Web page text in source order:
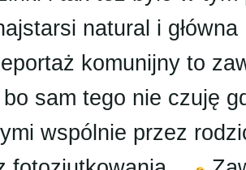
natural i
komunijny to
sam tego nie czuję
wspólnie przez